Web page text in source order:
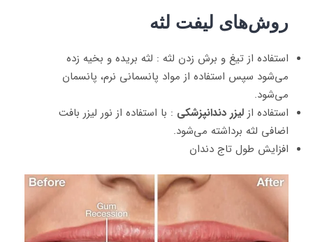
روش‌های لیفت لثه
استفاده از تیغ و برش زدن لثه : لثه بریده و بخیه زده
می‌شود سپس استفاده از مواد پانسمانی نرم، پانسمان
می‌شود.
استفاده از لیزر دندانپزشکی : با استفاده از نور لیزر بافت
اضافی لثه برداشته می‌شود.
افزایش طول تاج دندان